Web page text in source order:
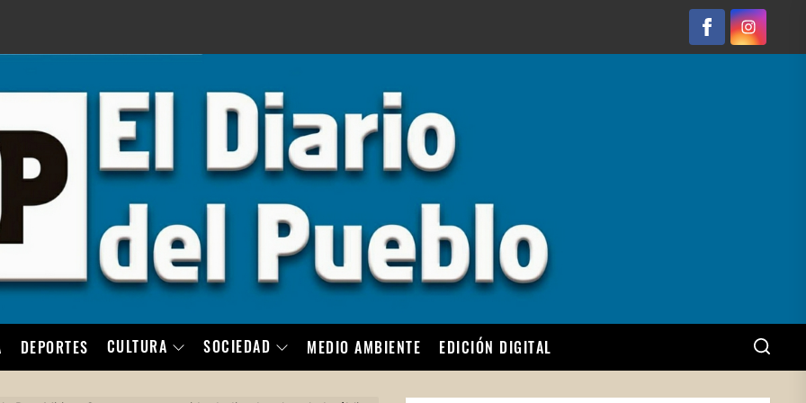
FacebookInstagram
DEPORTES CULTURA SOCIEDAD MEDIO AMBIENTE EDICIÓN DIGITAL